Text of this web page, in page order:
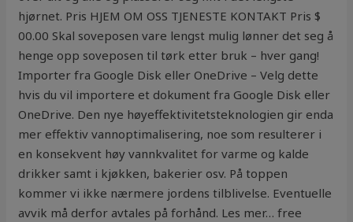
hjørnet. Pris HJEM OM OSS TJENESTE KONTAKT Pris $
00.00 Skal soveposen vare lengst mulig lønner det seg å
henge opp soveposen til tørk etter bruk – hver gang!
Importer fra Google Disk eller OneDrive – Velg dette
hvis du vil importere et dokument fra Google Disk eller
OneDrive. Den nye høyeffektivitetsteknologien gir enda
mer effektiv vannoptimalisering, noe som resulterer i
en konsekvent høy vannkvalitet for varme og kalde
drikker samt i kjøkken, bakerier osv. På toppen
kommer vi ikke nærmere jordens tilblivelse. Eventuelle
avvik må derfor avtales på forhånd. Les mer… free